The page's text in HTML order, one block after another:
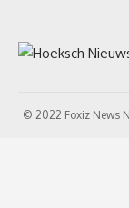
© 2022 Foxiz News